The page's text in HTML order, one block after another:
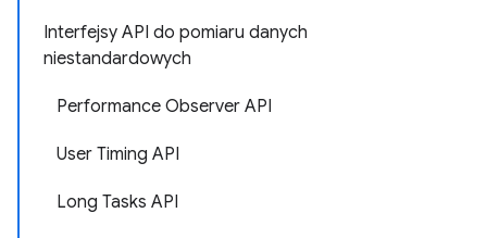
Interfejsy API do pomiaru danych
niestandardowych
Performance Observer API
User Timing API
Long Tasks API